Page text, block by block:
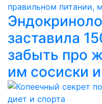
правильном питании,
заставила
забыть про
им сосиски